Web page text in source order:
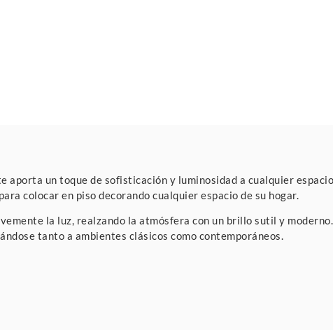
un toque de sofisticación y luminosidad a cualquier
colocar en piso decorando cualquier espacio de su hogar.
la luz, realzando la atmósfera con un brillo sutil y
tanto a ambientes clásicos como contemporáneos.